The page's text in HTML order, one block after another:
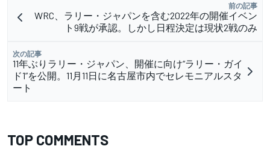
前の記事
WRC、ラリー・ジャパンを含む2022年の開催イベン
ト9戦が承認。しかし日程決定は現状2戦のみ
次の記事
11年ぶりラリー・ジャパン、開催に向け“ラリー・ガイ
ド1”を公開。11月11日に名古屋市内でセレモニアルスタ
ート
TOP COMMENTS